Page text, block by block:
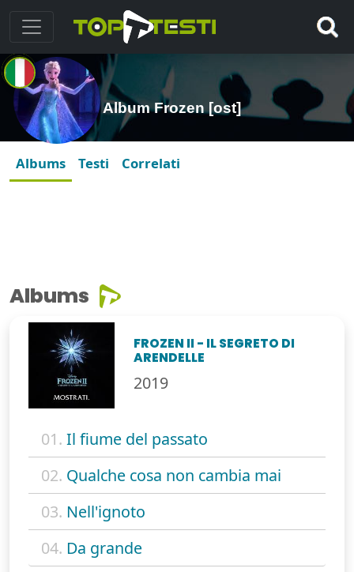
Album Frozen [ost]
Albums Testi Correlati
Albums
FROZEN II - IL SEGRETO DI
ARENDELLE
2019
01. Il fiume del passato
02. Qualche cosa non cambia mai
03. Nell'ignoto
04. Da grande